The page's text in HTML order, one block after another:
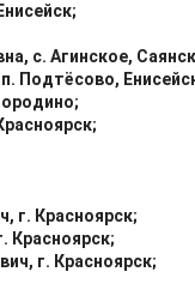
с. Агинское,
Подтёсово,
г. Красноярск;
Красноярск;
г. Красноярск;